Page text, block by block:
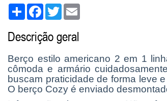
Share FacebookTwitter
Descrição geral
Berço estilo americano 2 em 1
cômoda e armário
buscam praticidade de forma leve
O berço Cozy é enviado